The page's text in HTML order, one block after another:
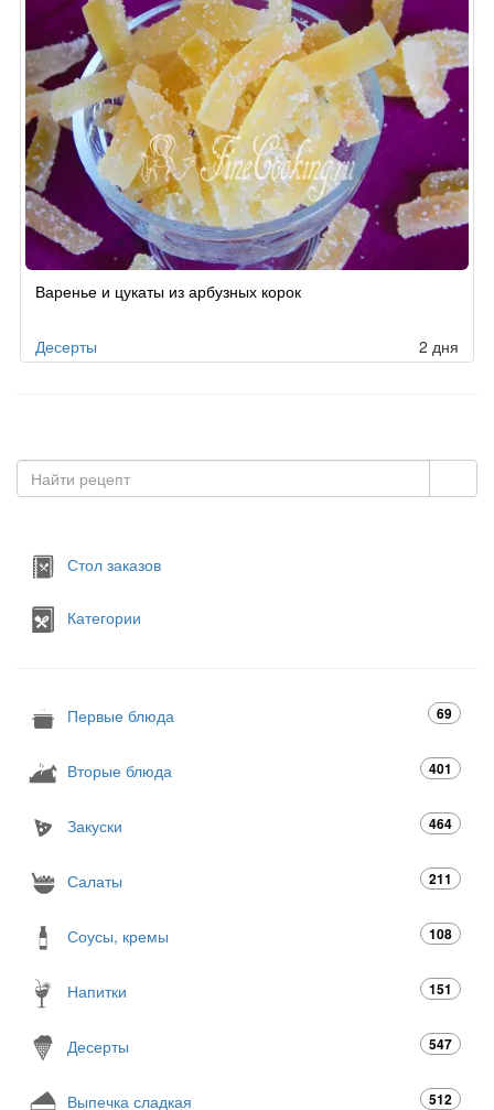
Варенье и цукаты из арбузных корок
Десерты 2 дня
Стол заказов
Категории
Первые блюда 69
Вторые блюда 401
Закуски 464
Салаты 211
Соусы, кремы 108
Напитки 151
Десерты 547
Выпечка сладкая 512